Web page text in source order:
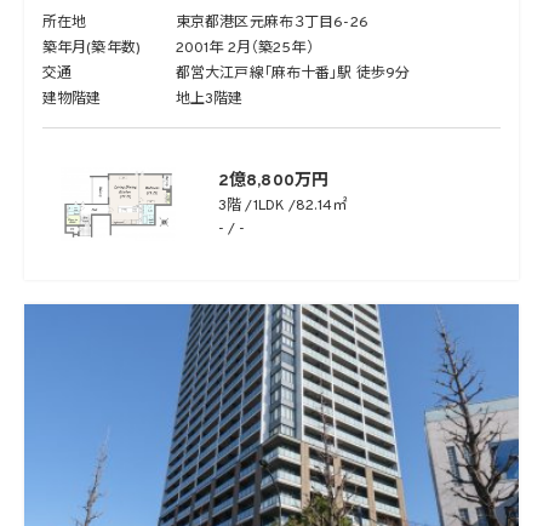
所在地
東京都港区元麻布３丁目6-26
築年月(築年数)
2001年 2月（築25年）
交通
都営大江戸線「麻布十番」駅 徒歩9分
建物階建
地上3階建
2億8,800万円
3階 1LDK
82.14㎡
- / -